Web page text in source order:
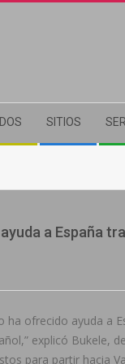
SITIOS
a España
ofrecido ayuda a
explicó Bukele,
para partir hacia